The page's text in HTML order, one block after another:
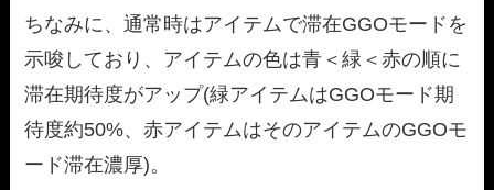
ちなみに、通常時はアイテムで滞在GGOモードを
示唆しており、アイテムの色は青＜緑＜赤の順に
滞在期待度がアップ(緑アイテムはGGOモード期
待度約50%、赤アイテムはそのアイテムのGGOモ
ード滞在濃厚)。